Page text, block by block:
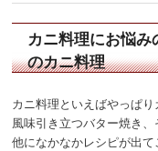
カニ料理にお悩
のカニ料理
カニ料理といえばやっぱり
風味引き立つバター焼き、
他になかなかレシピが出て